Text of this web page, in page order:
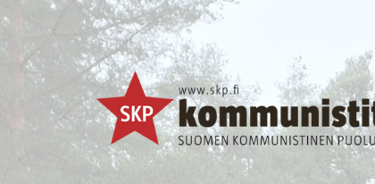
sivun
sisältöön
SKP Jyväskylä